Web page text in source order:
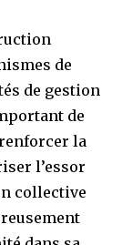
de
de gestion
de
la
l’essor
collective